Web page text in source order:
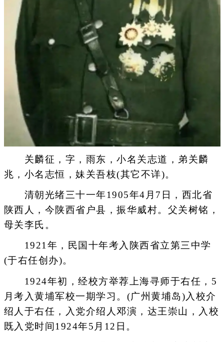
关麟征，字，雨东，小名关志道，弟关麟
兆，小名志恒，妹关吾枝(其它不详)。
清朝光绪三十一年1905年4月7日，西北省
陕西人，今陕西省户县，振华威村。父关树铭，
母关李氏。
1921年，民国十年考入陕西省立第三中学
(于右任创办)。
1924年初，经校方举荐上海寻师于右任，5
月考入黄埔军校一期学习。(广州黄埔岛)入校介
绍人于右任，入党介绍人邓演，达王崇山，入校
既入党时间1924年5月12日。